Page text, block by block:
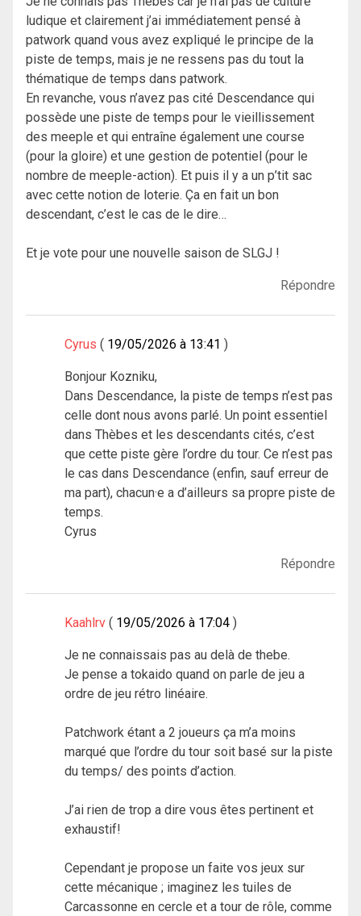
ludique et clairement j’ai immédiatement pensé à
patwork quand vous avez expliqué le principe de la
piste de temps, mais je ne ressens pas du tout la
thématique de temps dans patwork.
En revanche, vous n’avez pas cité Descendance qui
possède une piste de temps pour le vieillissement
des meeple et qui entraîne également une course
(pour la gloire) et une gestion de potentiel (pour le
nombre de meeple-action). Et puis il y a un p’tit sac
avec cette notion de loterie. Ça en fait un bon
descendant, c’est le cas de le dire…
Et je vote pour une nouvelle saison de SLGJ !
Répondre
Cyrus 19/05/2026 à 13:41
Bonjour Kozniku,
Dans Descendance, la piste de temps n’est pas
celle dont nous avons parlé. Un point essentiel
dans Thèbes et les descendants cités, c’est
que cette piste gère l’ordre du tour. Ce n’est pas
le cas dans Descendance (enfin, sauf erreur de
ma part), chacun·e a d’ailleurs sa propre piste de
temps.
Cyrus
Répondre
Kaahlrv 19/05/2026 à 17:04
Je ne connaissais pas au delà de thebe.
Je pense a tokaido quand on parle de jeu a
ordre de jeu rétro linéaire.
Patchwork étant a 2 joueurs ça m’a moins
marqué que l’ordre du tour soit basé sur la piste
du temps/ des points d’action.
J’ai rien de trop a dire vous êtes pertinent et
exhaustif!
Cependant je propose un faite vos jeux sur
cette mécanique ; imaginez les tuiles de
Carcassonne en cercle et a tour de rôle, comme